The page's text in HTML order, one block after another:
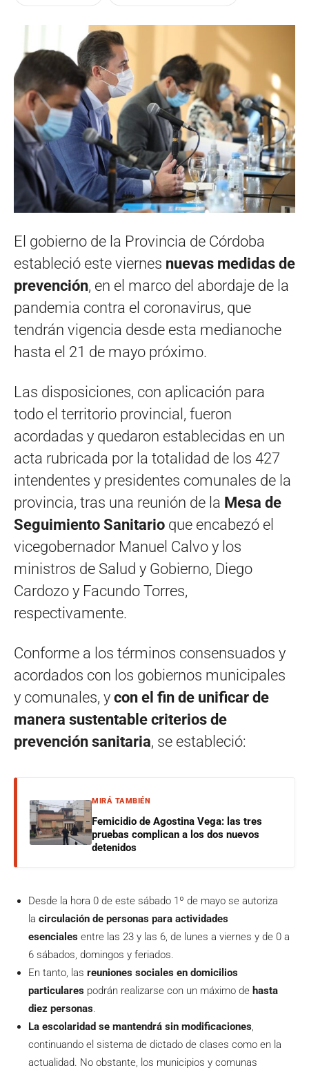
El gobierno de la Provincia de Córdoba
estableció este viernes nuevas medidas de
prevención, en el marco del abordaje de la
pandemia contra el coronavirus, que
tendrán vigencia desde esta medianoche
hasta el 21 de mayo próximo.
Las disposiciones, con aplicación para
todo el territorio provincial, fueron
acordadas y quedaron establecidas en un
acta rubricada por la totalidad de los 427
intendentes y presidentes comunales de la
provincia, tras una reunión de la Mesa de
Seguimiento Sanitario que encabezó el
vicegobernador Manuel Calvo y los
ministros de Salud y Gobierno, Diego
Cardozo y Facundo Torres,
respectivamente.
Conforme a los términos consensuados y
acordados con los gobiernos municipales
y comunales, y con el fin de unificar de
manera sustentable criterios de
prevención sanitaria, se estableció:
MIRÁ TAMBIÉN
Femicidio de Agostina Vega: las tres
pruebas complican a los dos nuevos
detenidos
Desde la hora 0 de este sábado 1º de mayo se autoriza
la circulación de personas para actividades
esenciales entre las 23 y las 6, de lunes a viernes y de 0 a
6 sábados, domingos y feriados.
En tanto, las reuniones sociales en domicilios
particulares podrán realizarse con un máximo de hasta
diez personas.
La escolaridad se mantendrá sin modificaciones,
continuando el sistema de dictado de clases como en la
actualidad. No obstante, los municipios y comunas